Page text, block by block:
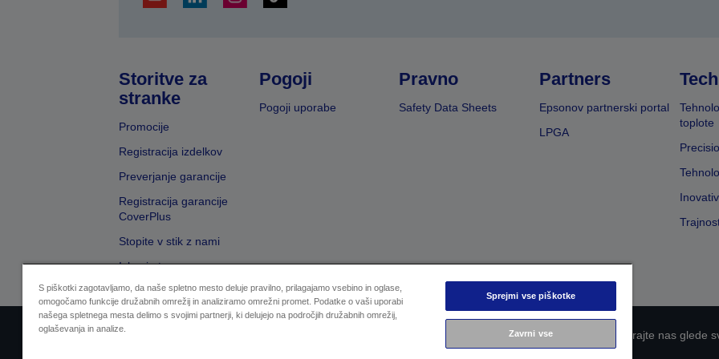
Storitve za
stranke
Promocije
Registracija izdelkov
Preverjanje garancije
Registracija garancije
CoverPlus
Stopite v stik z nami
Iskanje trgovcev
Pogoji
Pogoji uporabe
Pravno
Safety Data Sheets
Partners
Epsonov partnerski portal
LPGA
toplote
EU Data Act Compliance
Kontaktirajte nas glede
S piškotki zagotavljamo, da naše spletno mesto deluje pravilno, prilagajamo vsebino in oglase,
omogočamo funkcije družabnih omrežij in analiziramo omrežni promet. Podatke o vaši uporabi
našega spletnega mesta delimo s svojimi partnerji, ki delujejo na področjih družabnih omrežij,
oglaševanja in analize.
Sprejmi vse piškotke
Zavrni vse